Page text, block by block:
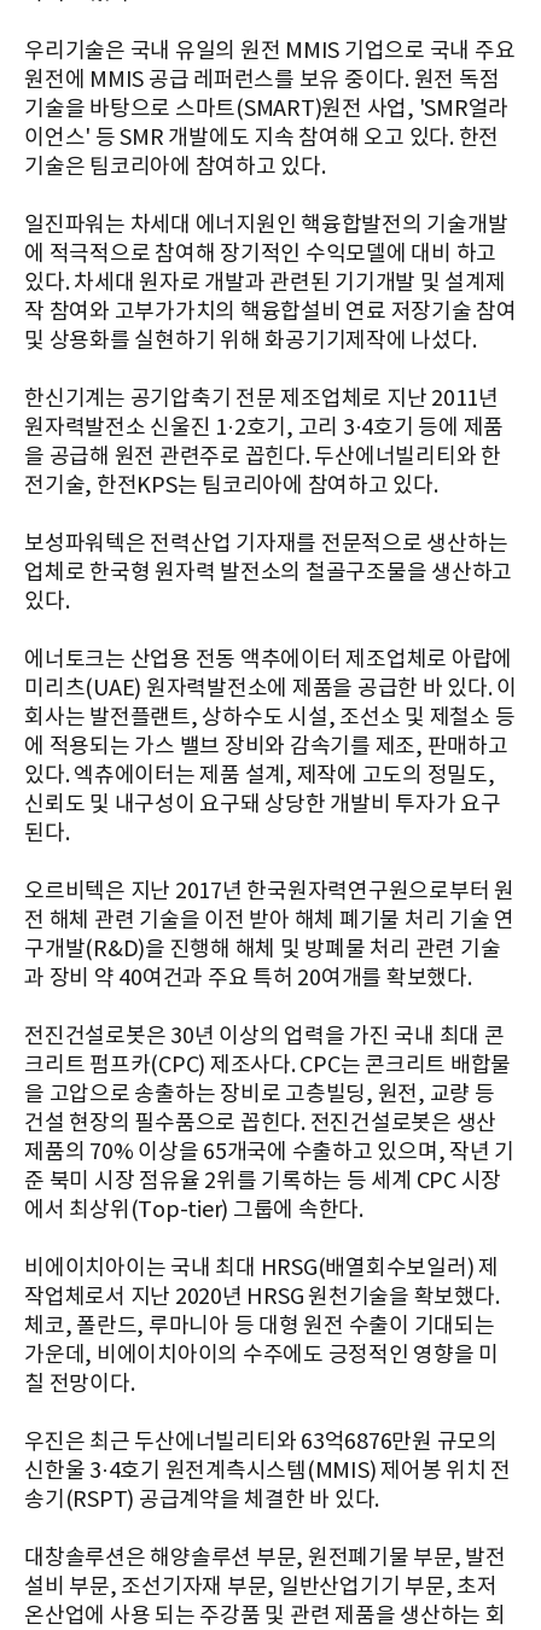
우리기술은 국내 유일의 원전 MMIS 기업으로 국내 주요
원전에 MMIS 공급 레퍼런스를 보유 중이다. 원전 독점
기술을 바탕으로 스마트(SMART)원전 사업, 'SMR얼라
이언스' 등 SMR 개발에도 지속 참여해 오고 있다. 한전
기술은 팀코리아에 참여하고 있다.
일진파워는 차세대 에너지원인 핵융합발전의 기술개발
에 적극적으로 참여해 장기적인 수익모델에 대비 하고
있다. 차세대 원자로 개발과 관련된 기기개발 및 설계제
작 참여와 고부가가치의 핵융합설비 연료 저장기술 참여
및 상용화를 실현하기 위해 화공기기제작에 나섰다.
한신기계는 공기압축기 전문 제조업체로 지난 2011년
원자력발전소 신울진 1·2호기, 고리 3·4호기 등에 제품
을 공급해 원전 관련주로 꼽힌다. 두산에너빌리티와 한
전기술, 한전KPS는 팀코리아에 참여하고 있다.
보성파워텍은 전력산업 기자재를 전문적으로 생산하는
업체로 한국형 원자력 발전소의 철골구조물을 생산하고
있다.
에너토크는 산업용 전동 액추에이터 제조업체로 아랍에
미리츠(UAE) 원자력발전소에 제품을 공급한 바 있다. 이
회사는 발전플랜트, 상하수도 시설, 조선소 및 제철소 등
에 적용되는 가스 밸브 장비와 감속기를 제조, 판매하고
있다. 엑츄에이터는 제품 설계, 제작에 고도의 정밀도,
신뢰도 및 내구성이 요구돼 상당한 개발비 투자가 요구
된다.
오르비텍은 지난 2017년 한국원자력연구원으로부터 원
전 해체 관련 기술을 이전 받아 해체 폐기물 처리 기술 연
구개발(R&D)을 진행해 해체 및 방폐물 처리 관련 기술
과 장비 약 40여건과 주요 특허 20여개를 확보했다.
전진건설로봇은 30년 이상의 업력을 가진 국내 최대 콘
크리트 펌프카(CPC) 제조사다. CPC는 콘크리트 배합물
을 고압으로 송출하는 장비로 고층빌딩, 원전, 교량 등
건설 현장의 필수품으로 꼽힌다. 전진건설로봇은 생산
제품의 70% 이상을 65개국에 수출하고 있으며, 작년 기
준 북미 시장 점유율 2위를 기록하는 등 세계 CPC 시장
에서 최상위(Top-tier) 그룹에 속한다.
비에이치아이는 국내 최대 HRSG(배열회수보일러) 제
작업체로서 지난 2020년 HRSG 원천기술을 확보했다.
체코, 폴란드, 루마니아 등 대형 원전 수출이 기대되는
가운데, 비에이치아이의 수주에도 긍정적인 영향을 미
칠 전망이다.
우진은 최근 두산에너빌리티와 63억6876만원 규모의
신한울 3·4호기 원전계측시스템(MMIS) 제어봉 위치 전
송기(RSPT) 공급계약을 체결한 바 있다.
대창솔루션은 해양솔루션 부문, 원전폐기물 부문, 발전
설비 부문, 조선기자재 부문, 일반산업기기 부문, 초저
온산업에 사용 되는 주강품 및 관련 제품을 생산하는 회